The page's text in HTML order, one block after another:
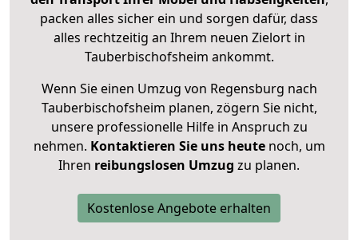
packen alles sicher ein und sorgen dafür, dass
alles rechtzeitig an Ihrem neuen Zielort in
Tauberbischofsheim ankommt.
Wenn Sie einen Umzug von Regensburg nach
Tauberbischofsheim planen, zögern Sie nicht,
unsere professionelle Hilfe in Anspruch zu
nehmen. Kontaktieren Sie uns heutenoch, um
Ihren reibungslosen Umzug zu planen.
Kostenlose Angebote erhalten